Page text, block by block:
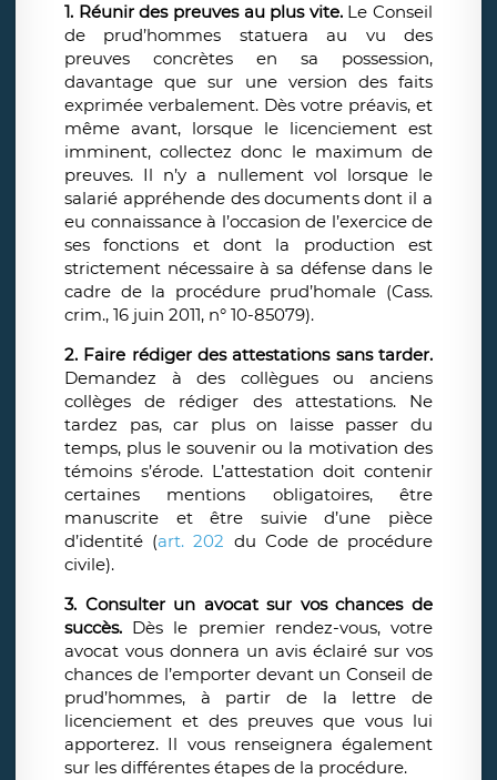
1. Réunir des preuves au plus vite.Le Conseil
de prud’hommes statuera au vu des
preuves concrètes en sa possession,
davantage que sur une version des faits
exprimée verbalement. Dès votre préavis, et
même avant, lorsque le licenciement est
imminent, collectez donc le maximum de
preuves. Il n’y a nullement vol lorsque le
salarié appréhende des documents dont il a
eu connaissance à l’occasion de l’exercice de
ses fonctions et dont la production est
strictement nécessaire à sa défense dans le
cadre de la procédure prud’homale (Cass.
crim., 16 juin 2011, n° 10-85079).
2. Faire rédiger des attestations sans tarder.
Demandez à des collègues ou anciens
collèges de rédiger des attestations. Ne
tardez pas, car plus on laisse passer du
temps, plus le souvenir ou la motivation des
témoins s’érode. L’attestation doit contenir
certaines mentions obligatoires, être
manuscrite et être suivie d’une pièce
d’identité (art. 202 du Code de procédure
civile).
3. Consulter un avocat sur vos chances de
succès. Dès le premier rendez-vous, votre
avocat vous donnera un avis éclairé sur vos
chances de l’emporter devant un Conseil de
prud’hommes, à partir de la lettre de
licenciement et des preuves que vous lui
apporterez. Il vous renseignera également
sur les différentes étapes de la procédure.